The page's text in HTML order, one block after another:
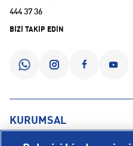
444 37 36
BİZİ TAKİP EDİN
KURUMSAL